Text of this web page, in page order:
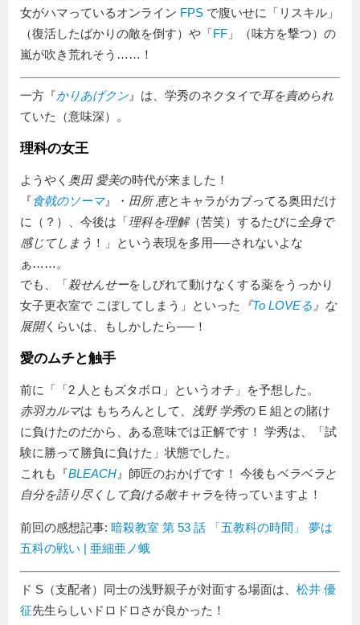
女がハマっているオンライン FPS で腹いせに「リスキル」
（復活したばかりの敵を倒す）や「FF 」（味方を撃つ）の
嵐が吹き荒れそう……！
一方『かりあげクン』は、学秀のネクタイで耳を責められ
ていた（意味深）。
理科の女王
ようやく 奥田 愛美の時代が来ました！
『食戟のソーマ』・ 田所 恵とキャラがカブってる奥田だけ
に（？）、今後は「理科を理解（苦笑）するたびに 全身で
感じてしまう ！」という表現を多用──されないよな
ぁ……。
でも、「殺せんせーをしびれて動けなくする薬をうっかり
女子更衣室で こぼしてしまう」といった
『To LOVEる 』な
展開くらいは、もしかしたら──！
愛のムチと触手
前に 「2 人ともズタボロ」というオチ
を予想した。
赤羽カルマは もちろんとして、 浅野 学秀の E 組との賭け
に負けたのだから、ある意味では正解です！ 学秀は、「試
験に勝って勝負に負けた」状態でした。
これも『BLEACH 』師匠のおかげです！ 今後もベラベラと
自分を語り尽くして負ける敵キャラを待っていますよ！
前回の感想記事: 暗殺教室 第 53 話 「五教科の時間」 夢は
五科の戦い | 亜細亜ノ蛾
ド S（支配者）同士の浅野親子が対面する場面は、 松井 優
征先生らしいドロドロさが良かった！